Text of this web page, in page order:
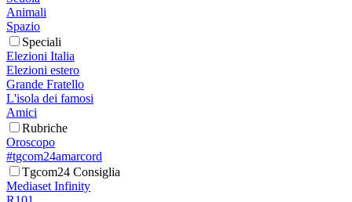
Animali
Spazio
Speciali
Elezioni Italia
Elezioni estero
Grande Fratello
L'isola dei famosi
Amici
Rubriche
Oroscopo
#tgcom24amarcord
Tgcom24 Consiglia
Mediaset Infinity